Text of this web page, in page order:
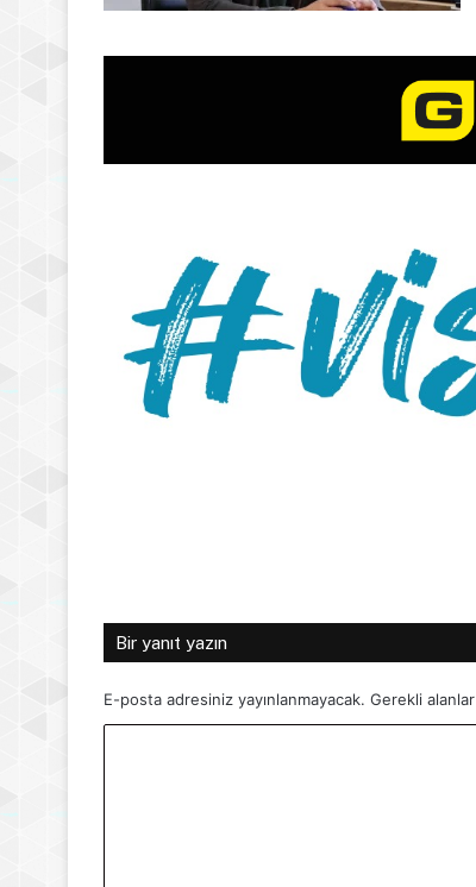
Bir yanıt yazın
E-posta adresiniz yayınlanmayacak. Gerekli alanlar